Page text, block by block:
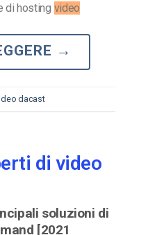
di hosting video
→
dacast
di video
soluzioni di
[2021